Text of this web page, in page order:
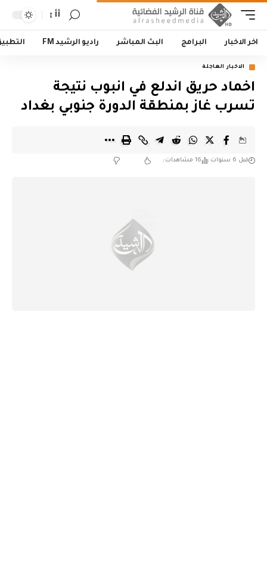
أأ
اخر الاخبار البرامج البث المباشر راديو الرشيد FM
الاخبار العاجلة
اخماد حريق اندلع في انبوب نتيجة
تسرب غاز بمنطقة الدورة جنوبي بغداد
قبل 6 سنوات 16 مشاهدات